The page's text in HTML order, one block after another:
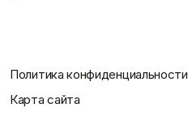
Политика конфиденциальности
Карта сайта